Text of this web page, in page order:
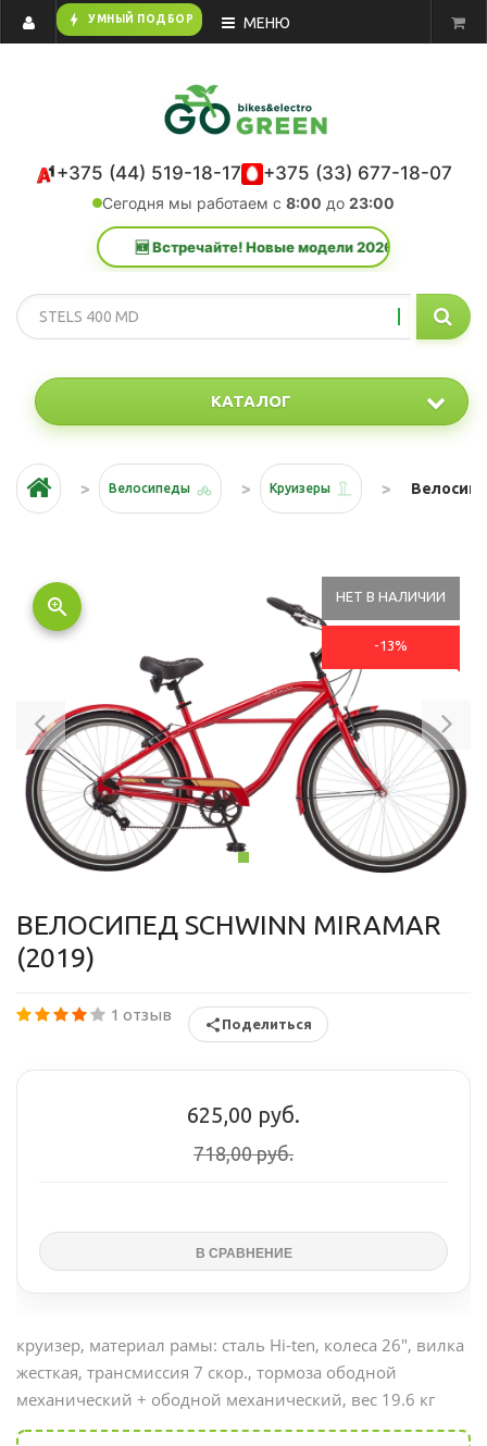
bolt УМНЫЙ ПОДБОР МЕНЮ
+375 (44) 519-18-17 +375 (33) 677-18-07
Сегодня мы работаем с 8:00 до 23:00
🆕 Встречайте! Новые модели 2026 года уже в
КАТАЛОГ
Велосипеды Круизеры
НЕТ В НАЛИЧИИ
-13%
Previous
zoom_in
ВЕЛОСИПЕД SCHWINN MIRAMAR
(2019)
1 отзыв Поделиться
625,00 руб.
718,00 руб.
круизер, материал рамы: сталь Hi-ten, колеса 26", вилка
жесткая, трансмиссия 7 скор., тормоза ободной
механический + ободной механический, вес 19.6 кг